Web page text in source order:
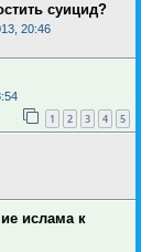
суицид?
20:46
1 2 3 4 5
ислама к